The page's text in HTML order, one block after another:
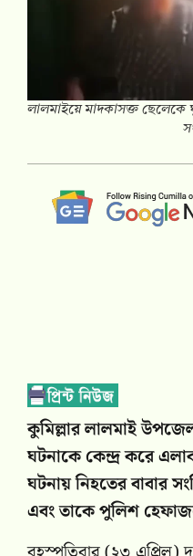
লালমাইয়ে মাদকাসক্ত ছেলেকে
কুমিল্লার লালমাই
ঘটনাকে কেন্দ্র করে
ঘটনায় নিহতের বাবার
এবং তাকে পুলিশ